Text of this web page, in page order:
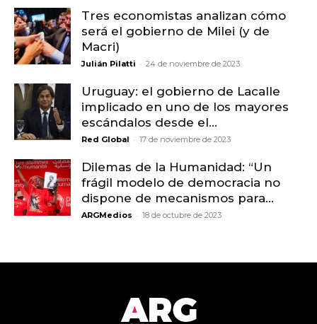
Tres economistas analizan cómo
será el gobierno de Milei (y de
Macri)
Julián Pilatti - 24 de noviembre de 2023
Uruguay: el gobierno de Lacalle
implicado en uno de los mayores
escándalos desde el...
Red Global - 17 de noviembre de 2023
Dilemas de la Humanidad: “Un
frágil modelo de democracia no
dispone de mecanismos para...
ARGMedios - 18 de octubre de 2023